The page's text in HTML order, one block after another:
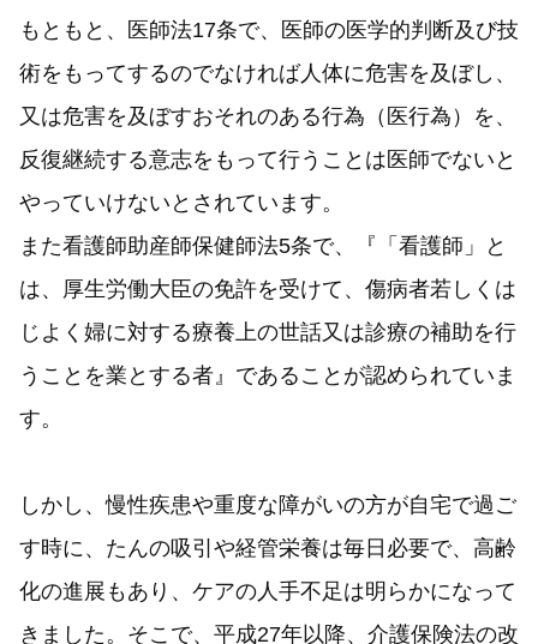
もともと、医師法17条で、医師の医学的判断及び技
術をもってするのでなければ人体に危害を及ぼし、
又は危害を及ぼすおそれのある行為（医行為）を、
反復継続する意志をもって行うことは医師でないと
やっていけないとされています。
また看護師助産師保健師法5条で、『「看護師」と
は、厚生労働大臣の免許を受けて、傷病者若しくは
じよく婦に対する療養上の世話又は診療の補助を行
うことを業とする者』であることが認められていま
す。
しかし、慢性疾患や重度な障がいの方が自宅で過ご
す時に、たんの吸引や経管栄養は毎日必要で、高齢
化の進展もあり、ケアの人手不足は明らかになって
きました。そこで、平成27年以降、介護保険法の改